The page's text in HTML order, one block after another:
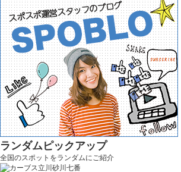
ランダムピックアップ
全国のスポットをランダムにご紹介